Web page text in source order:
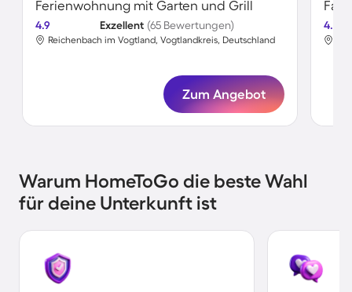
Ferienwohnung mit Garten und Grill
4.9 Exzellent (65 Bewertungen)
Reichenbach im Vogtland, Vogtlandkreis, Deutschland
Zum Angebot
4.8
Warum HomeToGo die beste Wahl
für deine Unterkunft ist